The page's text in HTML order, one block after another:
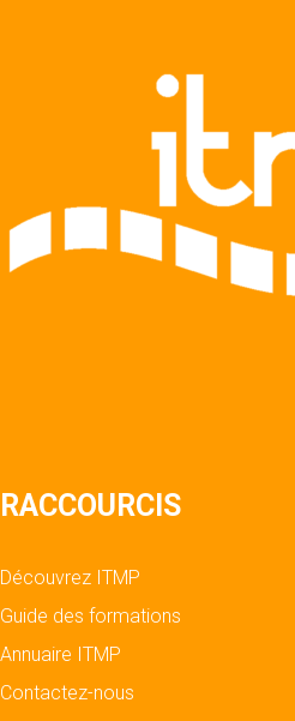
RACCOURCIS
Découvrez ITMP
Guide des formations
Annuaire ITMP
Contactez-nous